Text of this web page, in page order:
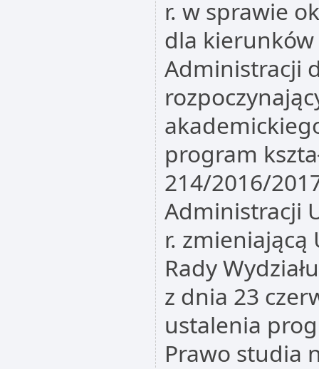
r. w sprawie
dla
Administracji
program
214/2016/
Administracji
r. zmieniającą
Rady
z dnia 23
ustalenia
Prawo studia